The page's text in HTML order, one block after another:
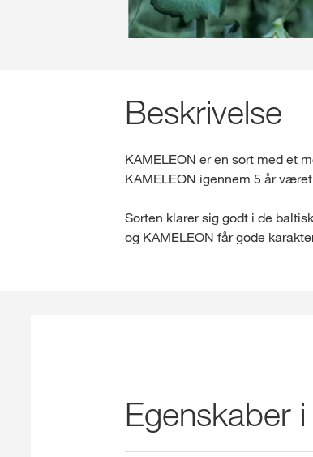
Beskrivelse
KAMELEON er en sort med et
KAMELEON igennem 5 år
Sorten klarer sig godt i de
og KAMELEON får gode
Egenskaber